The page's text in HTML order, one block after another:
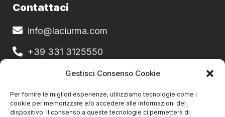
Gestisci Consenso Cookie
Per fornire le migliori esperienze, utilizziamo tecnologie come i
cookie per memorizzare e/o accedere alle informazioni del
dispositivo. Il consenso a queste tecnologie ci permetterà di
Contattaci
info@laciurma.com
+39 331 3125550
Site Policy
Privacy e Cookie Policy